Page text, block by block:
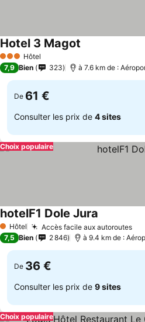
3 ÉtoilesHôtel
Hotel 3 Magot
7,9 Bien 323 à 7.6 km de :
De 61 €
Consulter les prix de 4 sites
Choix populaire
1 Étoiles
Hôtel Accès facile aux autoroutes
hotelF1 Dole Jura
7,5 Bien 2 846 à 9.4 km de :
De 36 €
Consulter les prix de 9 sites
Choix populaire